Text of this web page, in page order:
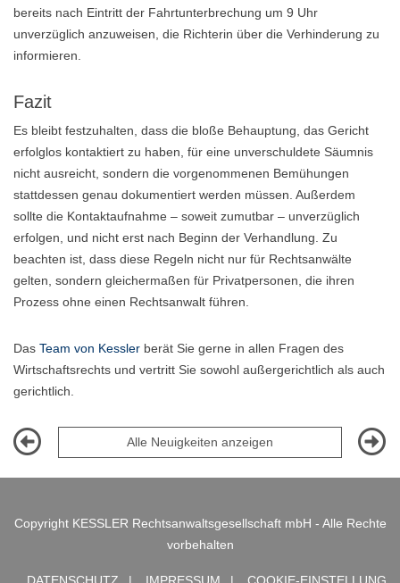
bereits nach Eintritt der Fahrtunterbrechung um 9 Uhr
unverzüglich anzuweisen, die Richterin über die Verhinderung zu
informieren.
Fazit
Es bleibt festzuhalten, dass die bloße Behauptung, das Gericht
erfolglos kontaktiert zu haben, für eine unverschuldete Säumnis
nicht ausreicht, sondern die vorgenommenen Bemühungen
stattdessen genau dokumentiert werden müssen. Außerdem
sollte die Kontaktaufnahme – soweit zumutbar – unverzüglich
erfolgen, und nicht erst nach Beginn der Verhandlung. Zu
beachten ist, dass diese Regeln nicht nur für Rechtsanwälte
gelten, sondern gleichermaßen für Privatpersonen, die ihren
Prozess ohne einen Rechtsanwalt führen.
Das Team von Kessler berät Sie gerne in allen Fragen des
Wirtschaftsrechts und vertritt Sie sowohl außergerichtlich als auch
gerichtlich.
Alle Neuigkeiten anzeigen
Copyright KESSLER Rechtsanwaltsgesellschaft mbH - Alle Rechte
vorbehalten
DATENSCHUTZ IMPRESSUM COOKIE-EINSTELLUNG